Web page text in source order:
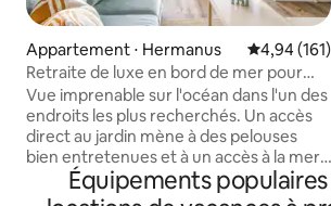
Appartement ⋅ Hermanus Évaluation
4,94 (161)
Retraite de luxe en bord de mer pour
deux
Vue imprenable sur l'océan dans l'un des
endroits les plus recherchés. Un accès
direct au jardin mène à des pelouses
bien entretenues et à un accès à la mer.
Le centre-ville se trouve à quelques
minutes en voiture ou à quelques pas, et
Équipements populaires